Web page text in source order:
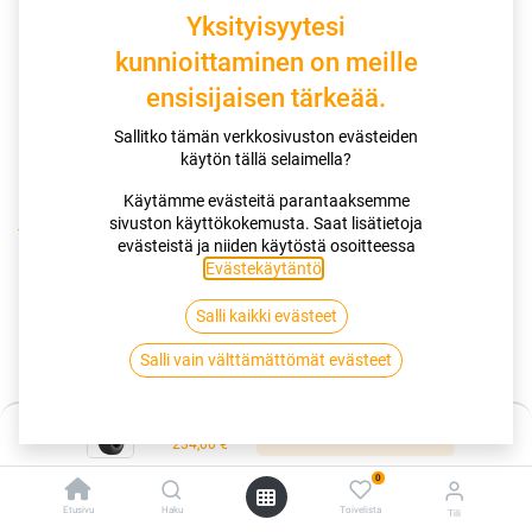
234,00€
Etusivu Haku
0
Toivelista Tili
Kauppa
175/65R17 87R NOKIAN TYRES HAKKAPELIITTA R5
175/65R17 87R NOKIAN TYRES
HAKKAPELIITTA R5
234,00€/ kpl
Saatavilla
Yksityisyytesi
kunnioittaminen on meille
ensisijaisen tärkeää.
Sallitko tämän verkkosivuston evästeiden
käytön tällä selaimella?
Käytämme evästeitä parantaaksemme
sivuston käyttökokemusta. Saat lisätietoja
evästeistä ja niiden käytöstä osoitteessa
Evästekäytäntö
Salli kaikki evästeet
Salli vain välttämättömät evästeet